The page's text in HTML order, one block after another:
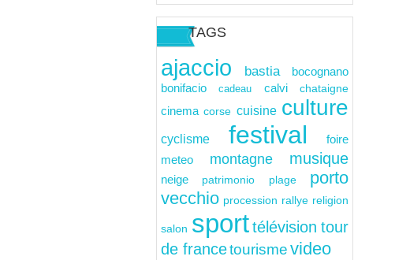
TAGS
ajaccio bastia bocognano
bonifacio cadeau calvi chataigne
cinema corse cuisine culture
cyclisme festival foire
meteo montagne musique
neige patrimonio plage
porto
vecchio procession rallye religion
salon sport télévision tour
de francetourismevideo